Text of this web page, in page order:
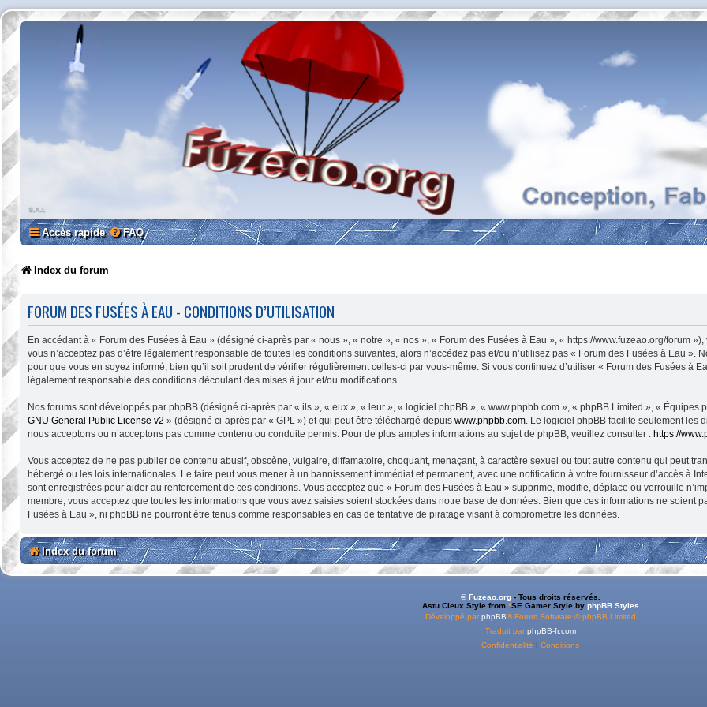
Accès rapide FAQ
Index du forum
FORUM DES FUSÉES À EAU - CONDITIONS D’UTILISATION
En accédant à « Forum des Fusées à Eau » (désigné ci-après par « nous », « notre », « nos », « Forum des Fusées à Eau », « https://www.fuzeao.org/forum
vous n’acceptez pas d’être légalement responsable de toutes les conditions suivantes, alors n’accédez pas et/ou n’utilisez pas « Forum des Fusées à Eau
pour que vous en soyez informé, bien qu’il soit prudent de vérifier régulièrement celles-ci par vous-même. Si vous continuez d’utiliser « Forum des Fusées à
légalement responsable des conditions découlant des mises à jour et/ou modifications.
Nos forums sont développés par phpBB (désigné ci-après par « ils », « eux », « leur », « logiciel phpBB », « www.phpbb.com », « phpBB Limited », «
GNU General Public License v2 » (désigné ci-après par « GPL ») et qui peut être téléchargé depuis www.phpbb.com . Le logiciel phpBB facilite seulement les
nous acceptons ou n’acceptons pas comme contenu ou conduite permis. Pour de plus amples informations au sujet de phpBB, veuillez consulter : https://
Vous acceptez de ne pas publier de contenu abusif, obscène, vulgaire, diffamatoire, choquant, menaçant, à caractère sexuel ou tout autre contenu qui peut
hébergé ou les lois internationales. Le faire peut vous mener à un bannissement immédiat et permanent, avec une notification à votre fournisseur d’accès à
sont enregistrées pour aider au renforcement de ces conditions. Vous acceptez que « Forum des Fusées à Eau » supprime, modifie, déplace ou verrouille
membre, vous acceptez que toutes les informations que vous avez saisies soient stockées dans notre base de données. Bien que ces informations ne soient
Fusées à Eau », ni phpBB ne pourront être tenus comme responsables en cas de tentative de piratage visant à compromettre les données.
Index du forum
© Fuzeao.org- Tous droits réservés.
Astu.Cieux Style from *SE Gamer Style by phpBB Styles
Développé par phpBB® Forum Software © phpBB Limited
Traduit par phpBB-fr.com
Confidentialité | Conditions